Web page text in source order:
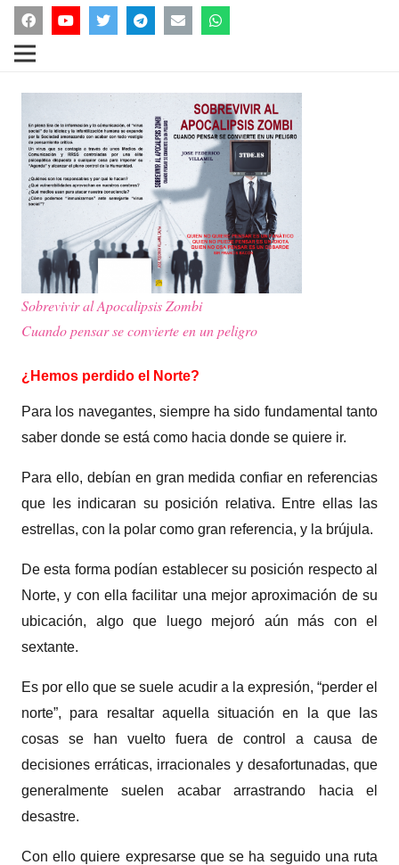
Sobrevivir al Apocalipsis Zombi
Cuando pensar se convierte en un peligro
¿Hemos perdido el Norte?
Para los navegantes, siempre ha sido fundamental tanto
saber donde se está como hacia donde se quiere ir.
Para ello, debían en gran medida confiar en referencias
que les indicaran su posición relativa. Entre ellas las
estrellas, con la polar como gran referencia, y la brújula.
De esta forma podían establecer su posición respecto al
Norte, y con ella facilitar una mejor aproximación de su
ubicación, algo que luego mejoró aún más con el
sextante.
Es por ello que se suele acudir a la expresión, “perder el
norte”, para resaltar aquella situación en la que las
cosas se han vuelto fuera de control a causa de
decisiones erráticas, irracionales y desafortunadas, que
generalmente suelen acabar arrastrando hacia el
desastre.
Con ello quiere expresarse que se ha seguido una ruta